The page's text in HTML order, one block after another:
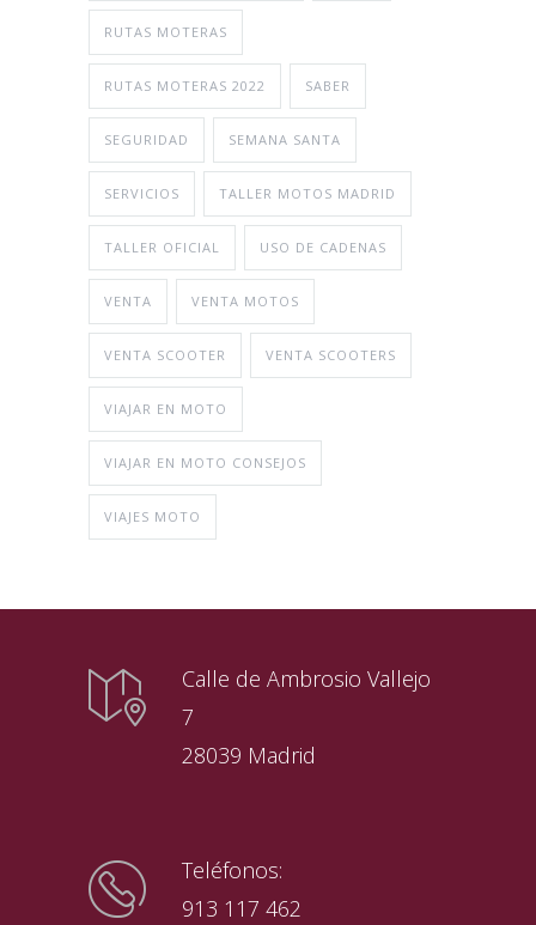
RUTAS MOTERAS
RUTAS MOTERAS 2022 SABER
SEGURIDAD SEMANA SANTA
SERVICIOS TALLER MOTOS MADRID
TALLER OFICIAL USO DE CADENAS
VENTA VENTA MOTOS
VENTA SCOOTER VENTA SCOOTERS
VIAJAR EN MOTO
VIAJAR EN MOTO CONSEJOS
VIAJES MOTO
Calle de Ambrosio Vallejo
7
28039 Madrid
Teléfonos:
913 117 462